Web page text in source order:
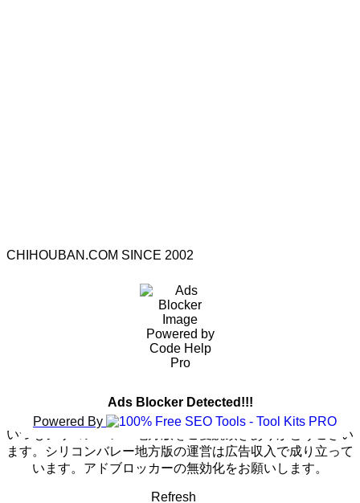
CHIHOUBAN.COM SINCE 2002
Ads Blocker Detected!!!
いつもシリコンバレー地方版をご愛読頂きありがとうござい
ます。シリコンバレー地方版の運営は広告収入で成り立って
います。アドブロッカーの無効化をお願いします。
Refresh
Powered By